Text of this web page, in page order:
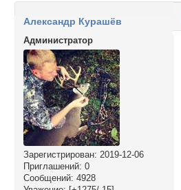
Александр Курашёв
Администратор
Зарегистрирован: 2019-12-06
Приглашений: 0
Сообщений: 4928